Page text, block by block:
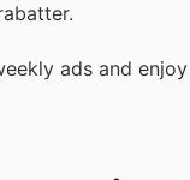
ads and